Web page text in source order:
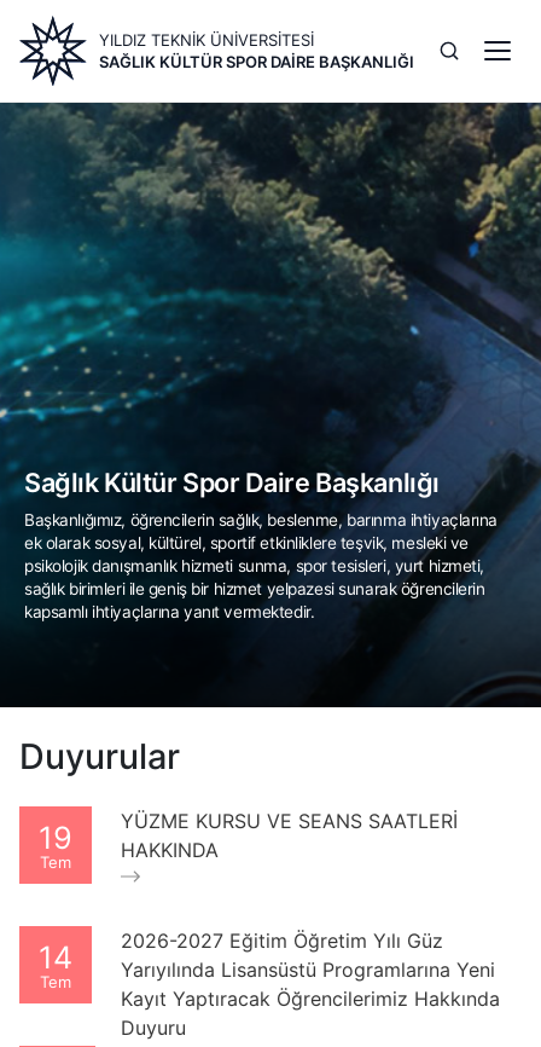
içeriğe
atla
YILDIZ TEKNİK ÜNİVERSİTESİ
SAĞLIK KÜLTÜR SPOR DAIRE BAŞKANLIĞI
Image
Sağlık Kültür Spor Daire Başkanlığı
Başkanlığımız, öğrencilerin sağlık, beslenme, barınma ihtiyaçlarına
ek olarak sosyal, kültürel, sportif etkinliklere teşvik, mesleki ve
psikolojik danışmanlık hizmeti sunma, spor tesisleri, yurt hizmeti,
sağlık birimleri ile geniş bir hizmet yelpazesi sunarak öğrencilerin
kapsamlı ihtiyaçlarına yanıt vermektedir.
Duyurular
19
Tem
YÜZME KURSU VE SEANS SAATLERİ
HAKKINDA
14
Tem
2026-2027 Eğitim Öğretim Yılı Güz
Yarıyılında Lisansüstü Programlarına Yeni
Kayıt Yaptıracak Öğrencilerimiz Hakkında
Duyuru